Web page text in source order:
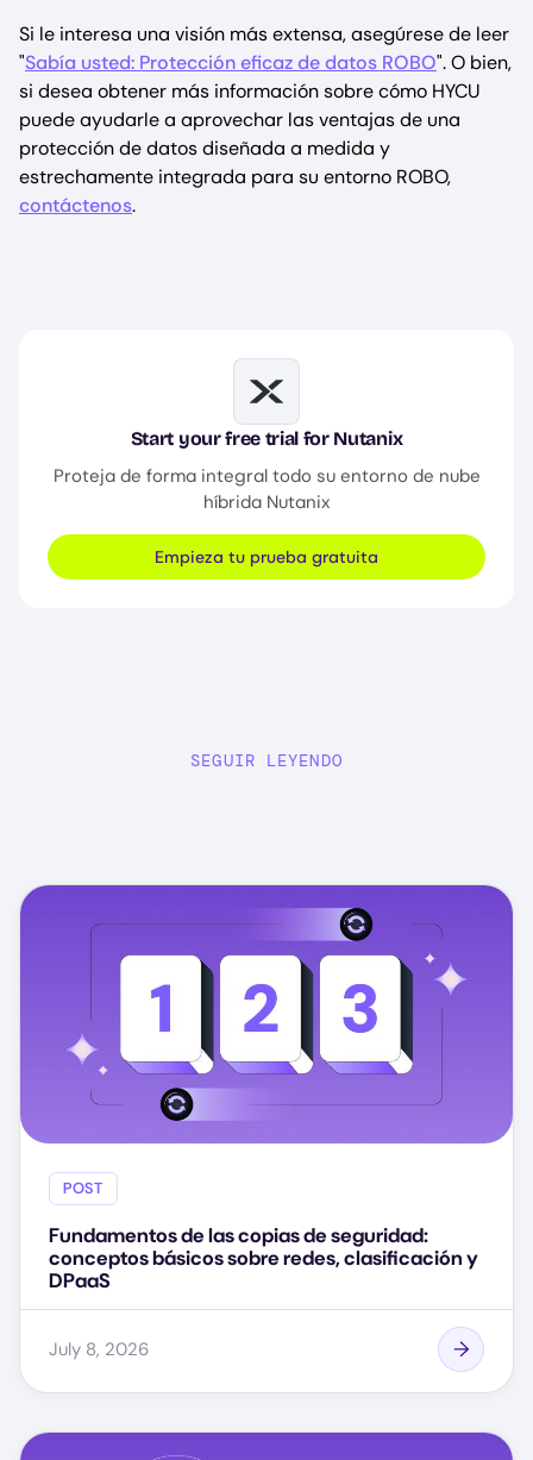
Si le interesa una visión más extensa, asegúrese de leer
"Sabía usted: Protección eficaz de datos ROBO". O bien,
si desea obtener más información sobre cómo HYCU
puede ayudarle a aprovechar las ventajas de una
protección de datos diseñada a medida y
estrechamente integrada para su entorno ROBO,
contáctenos.
Image
Start your free trial for Nutanix
Proteja de forma integral todo su entorno de nube
híbrida Nutanix
Empieza tu prueba gratuita
SEGUIR LEYENDO
POST
Fundamentos de las copias de seguridad:
conceptos básicos sobre redes, clasificación y
DPaaS
July 8, 2026